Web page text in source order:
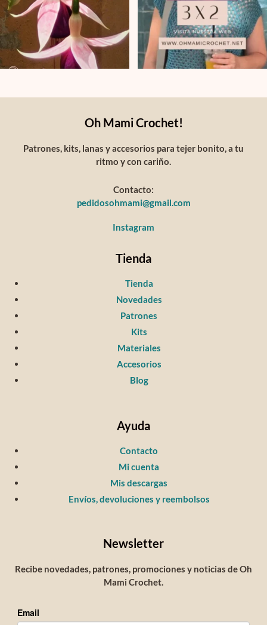
Oh Mami Crochet!
Patrones, kits, lanas y accesorios para tejer bonito, a tu
ritmo y con cariño.
Contacto:
pedidosohmami@gmail.com
Instagram
Tienda
Tienda
Novedades
Patrones
Kits
Materiales
Accesorios
Blog
Ayuda
Contacto
Mi cuenta
Mis descargas
Envíos, devoluciones y reembolsos
Newsletter
Recibe novedades, patrones, promociones y noticias de Oh
Mami Crochet.